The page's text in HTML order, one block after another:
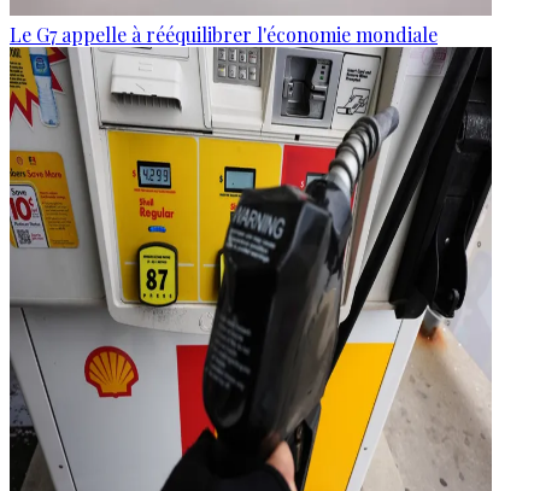
Le G7 appelle à rééquilibrer l'économie mondiale